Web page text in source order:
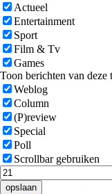
Actueel
Entertainment
Sport
Film & Tv
Games
Toon berichten van deze
Weblog
Column
(P)review
Special
Poll
Scrollbar gebruiken
opslaan